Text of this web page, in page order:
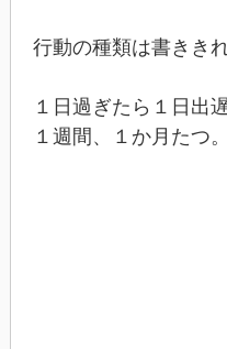
行動の種類は書きき
１日過ぎたら１日出
１週間、１か月たつ。